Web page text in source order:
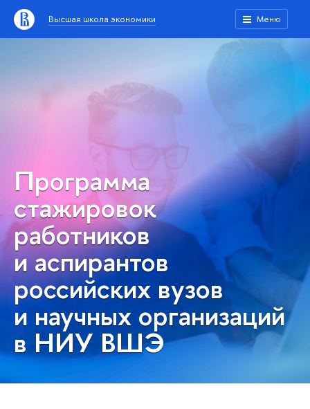
Высшая школа экономики Меню
Программа
стажировок
работников
и аспирантов
российских вузов
и научных организаций
в НИУ ВШЭ